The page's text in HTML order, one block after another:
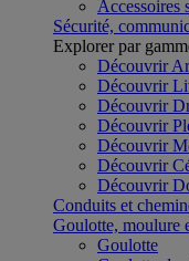
Accessoires
Sécurité,
Explorer par
Découvrir
Découvrir
Découvrir
Découvrir
Découvrir
Découvrir
Découvrir
Conduits et
Goulotte, moulure
Goulotte